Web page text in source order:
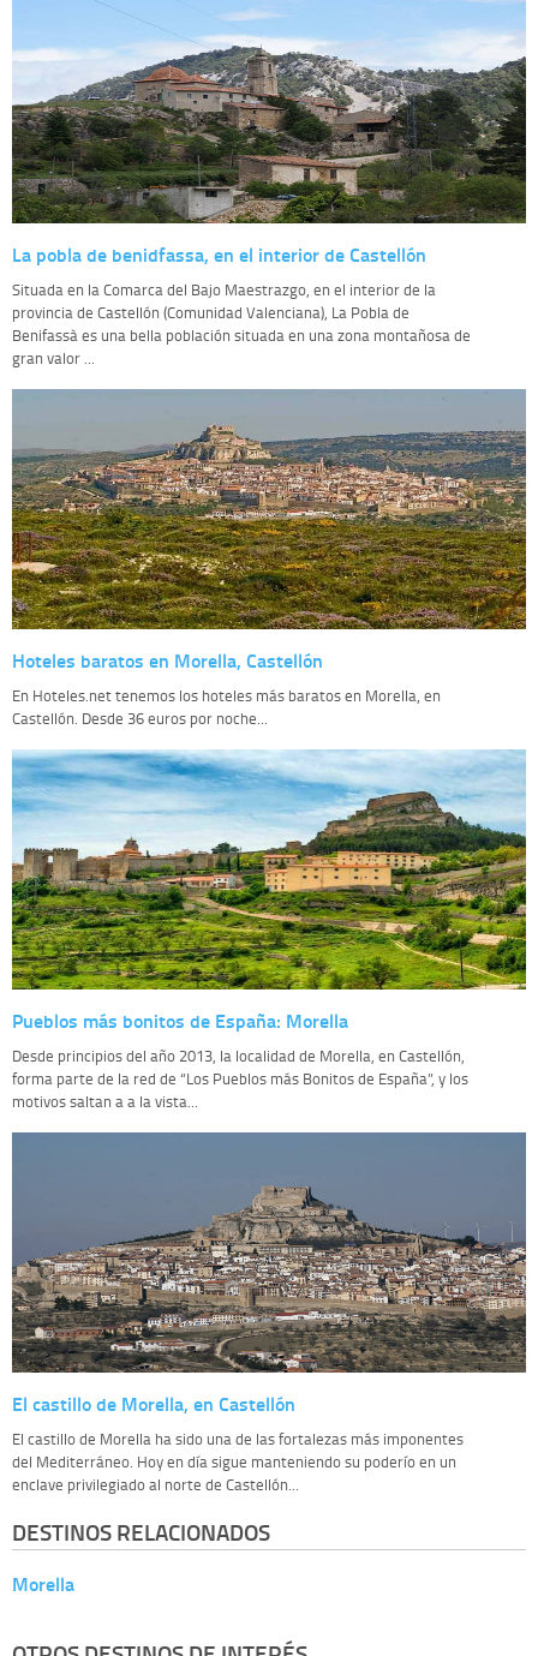
La pobla de benidfassa, en el interior de Castellón
Situada en la Comarca del Bajo Maestrazgo, en el interior de la
provincia de Castellón (Comunidad Valenciana), La Pobla de
Benifassà es una bella población situada en una zona montañosa de
gran valor ...
Hoteles baratos en Morella, Castellón
En Hoteles.net tenemos los hoteles más baratos en Morella, en
Castellón. Desde 36 euros por noche...
Pueblos más bonitos de España: Morella
Desde principios del año 2013, la localidad de Morella, en Castellón,
forma parte de la red de “Los Pueblos más Bonitos de España”, y los
motivos saltan a a la vista...
El castillo de Morella, en Castellón
El castillo de Morella ha sido una de las fortalezas más imponentes
del Mediterráneo. Hoy en día sigue manteniendo su poderío en un
enclave privilegiado al norte de Castellón...
DESTINOS RELACIONADOS
Morella